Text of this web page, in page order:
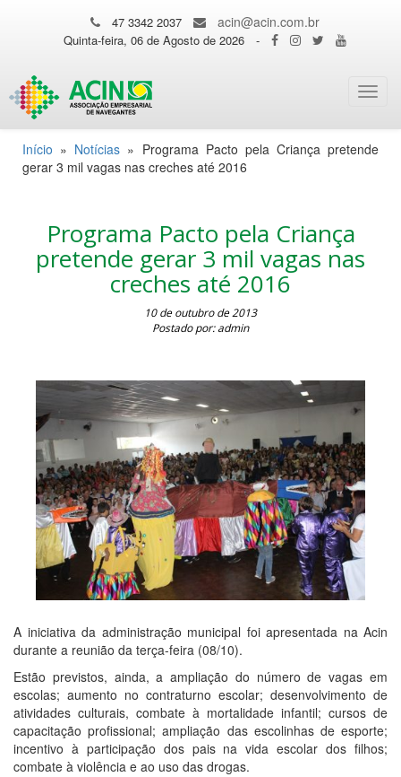
47 3342 2037 acin@acin.com.br
Quinta-feira, 06 de Agosto de 2026 -
Início » Notícias » Programa Pacto pela Criança pretende
gerar 3 mil vagas nas creches até 2016
Programa Pacto pela Criança
pretende gerar 3 mil vagas nas
creches até 2016
10 de outubro de 2013
Postado por: admin
A iniciativa da administração municipal foi apresentada na Acin
durante a reunião da terça-feira (08/10).
Estão previstos, ainda, a ampliação do número de vagas em
escolas; aumento no contraturno escolar; desenvolvimento de
atividades culturais, combate à mortalidade infantil; cursos de
capacitação profissional; ampliação das escolinhas de esporte;
incentivo à participação dos pais na vida escolar dos filhos;
combate à violência e ao uso das drogas.